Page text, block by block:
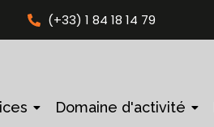
(+33) 1 84 18 14 79
Domaine d'activité